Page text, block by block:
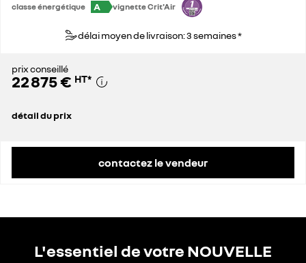
classe énergétique A vignette Crit'Air
délai moyen de livraison: 3 semaines *
prix conseillé
22 875 € HT*
détail du prix
contactez le vendeur
L'essentiel de votre NOUVELLE